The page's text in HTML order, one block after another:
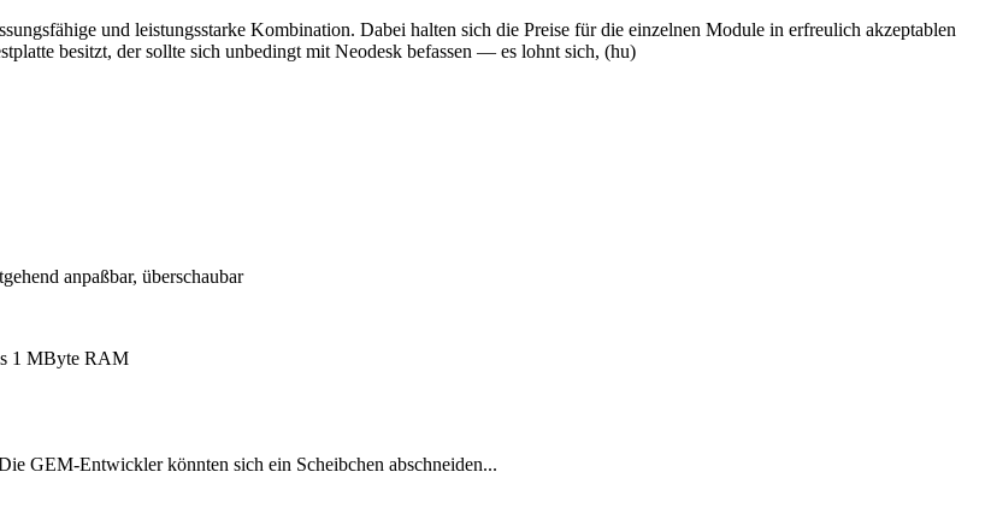
und leistungsstarke Kombination. Dabei halten sich die Preise für die einzelnen Module in erfreulich akzeptablen
besitzt, der sollte sich unbedingt mit Neodesk befassen — es lohnt sich, (hu)
anpaßbar, überschaubar
1 MByte RAM
GEM-Entwickler könnten sich ein Scheibchen abschneiden...